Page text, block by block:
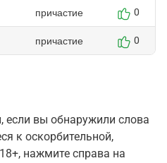
причастие 0
причастие 0
если вы обнаружили слова
к оскорбительной,
нажмите справа на